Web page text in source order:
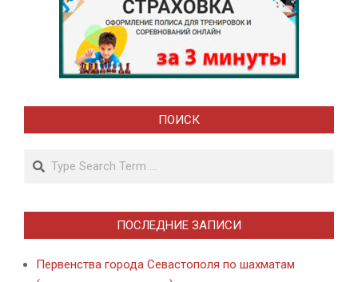
ПОИСК
ПОСЛЕДНИЕ ЗАПИСИ
Первенства города Севастополя по шахматам